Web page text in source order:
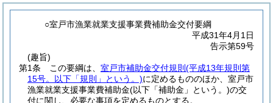
○室戸市漁業就業支援事業費補助金交付要綱
平成31年4月1日
告示第59号
(趣旨)
第1条
この要綱は、 室戸市補助金交付規則 (平成13年規則第
15号。以下「規則」という。)に定めるもののほか、室戸市
漁業就業支援事業費補助金(以下「補助金」という。)の交
付に関し、必要な事項を定めるものとする。